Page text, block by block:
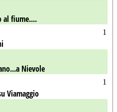
al fiume....
1
Nievole
1
Viamaggio